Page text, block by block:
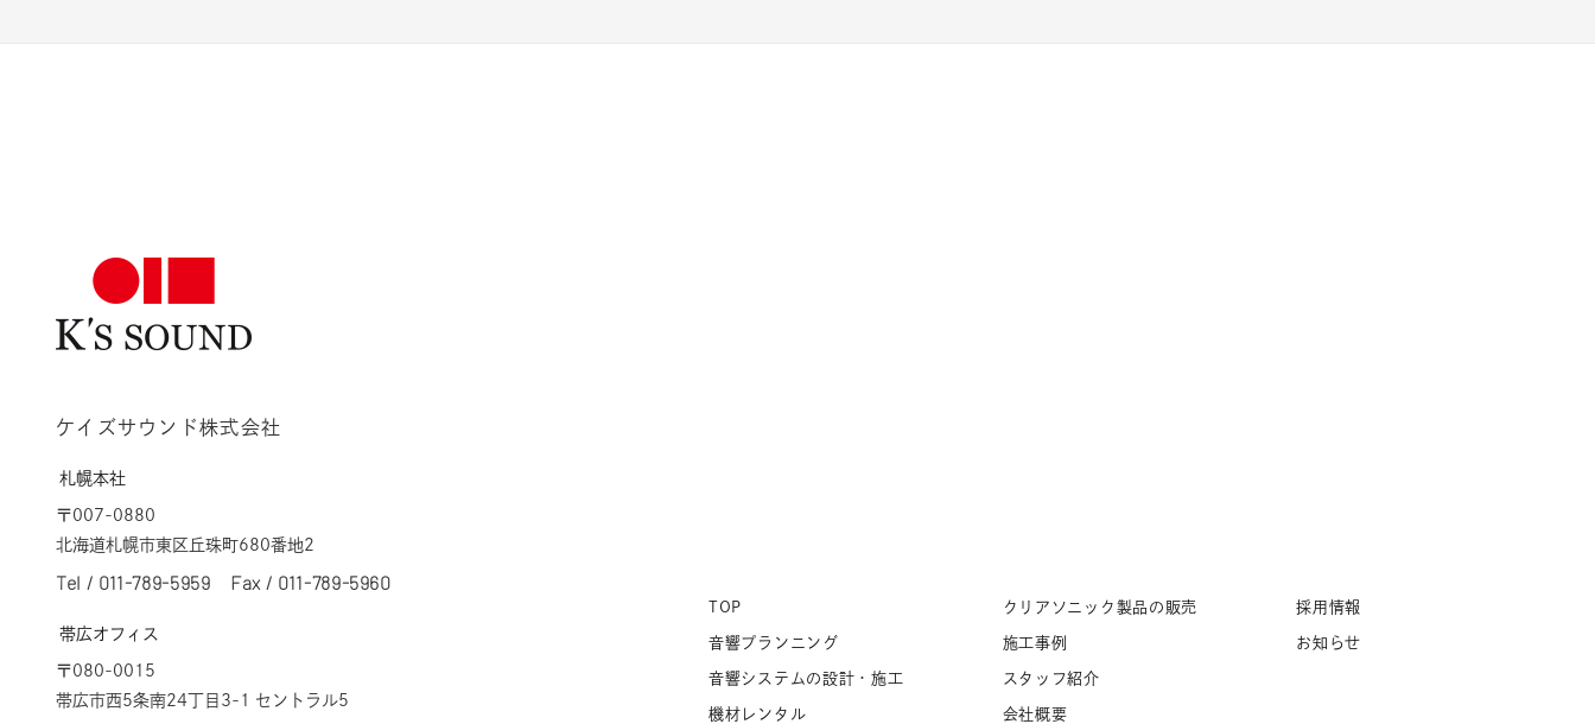
ケイズサウンド株式会社
札幌本社
〒007-0880
北海道札幌市東区丘珠町680番地2
Tel / 011-789-5959 Fax / 011-789-5960
帯広オフィス
〒080-0015
帯広市西5条南24丁目3-1 セントラル5
TOP
音響プランニング
音響システムの設計・施工
機材レンタル
クリアソニック製品の販売
施工事例
スタッフ紹介
会社概要
採用情報
お知らせ